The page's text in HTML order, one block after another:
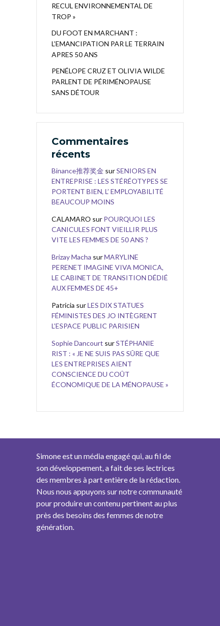
RECUL ENVIRONNEMENTAL DE
TROP »
DU FOOT EN MARCHANT :
L’EMANCIPATION PAR LE TERRAIN
APRES 50 ANS
PENÉLOPE CRUZ ET OLIVIA WILDE
PARLENT DE PÉRIMÉNOPAUSE
SANS DÉTOUR
Commentaires
récents
Binance推荐奖金 surSENIORS EN
ENTREPRISE : LES STÉRÉOTYPES SE
PORTENT BIEN, L’ EMPLOYABILITÉ
BEAUCOUP MOINS
CALAMARO sur POURQUOI LES
CANICULES FONT VIEILLIR PLUS
VITE LES FEMMES DE 50 ANS ?
Brizay Macha surMARYLINE
PERENET IMAGINE VIVA MONICA,
LE CABINET DE TRANSITION DÉDIÉ
AUX FEMMES DE 45+
Patricia surLES DIX STATUES
FÉMINISTES DES JO INTÈGRENT
L’ESPACE PUBLIC PARISIEN
Sophie Dancourt surSTÉPHANIE
RIST : « JE NE SUIS PAS SÛRE QUE
LES ENTREPRISES AIENT
CONSCIENCE DU COÛT
ÉCONOMIQUE DE LA MÉNOPAUSE »
Simone est un média engagé qui, au fil de
son développement, a fait de ses lectrices
des membres à part entière de la rédaction.
Nous nous appuyons sur notre communauté
pour produire un contenu pertinent au plus
près des besoins des femmes de notre
génération.